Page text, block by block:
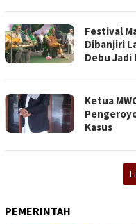
Festival
Dibanjiri
Debu Jadi
Ketua
Kasus
PEMERINTAH